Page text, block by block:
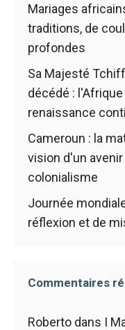
Mariages
traditions, de
profondes
Sa Majesté
décédé :
renaissance
Cameroun : la
vision d'un
colonialisme
Journée
réflexion et de
Commentaires
Roberto dans I